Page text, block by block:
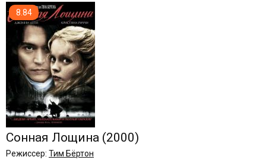
8.84
Сонная Лощина (2000)
Режиссер: Тим Бёртон